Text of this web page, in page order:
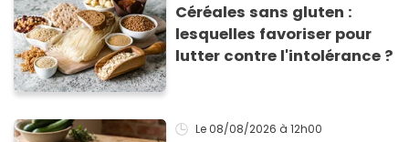
Céréales sans gluten :
lesquelles favoriser pour
lutter contre l'intolérance ?
Le 08/08/2026 à 12h00